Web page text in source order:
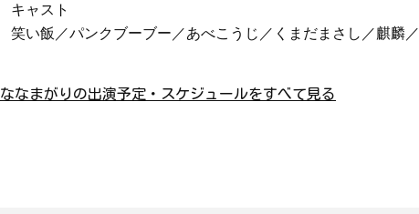
キャスト
笑い飯／パンクブーブー／あべこうじ／くまだまさし／麒麟／
ななまがりの出演予定・スケジュールをすべて見る